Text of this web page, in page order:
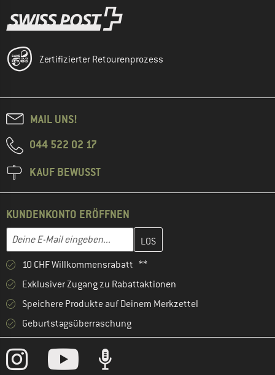
Zertifizierter Retourenprozess
MAIL UNS!
044 522 02 17
KAUF BEWUSST
KUNDENKONTO ERÖFFNEN
E-Mail-Adresse
Gib hier deine E-Mail-Adresse ein und erstelle im nächsten
10 CHF Willkommensrabatt **
Exklusiver Zugang zu Rabattaktionen
Speichere Produkte auf Deinem Merkzettel
Geburtstagsüberraschung